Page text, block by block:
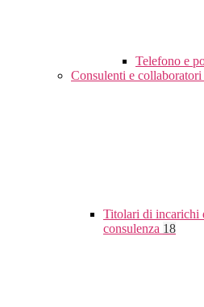
Telefono e
Consulenti e collaboratori
Titolari di incarichi
consulenza 18